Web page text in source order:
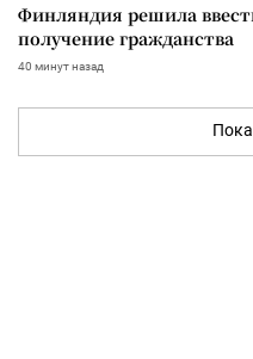
Финляндия решила
получение гражданства
40 минут назад